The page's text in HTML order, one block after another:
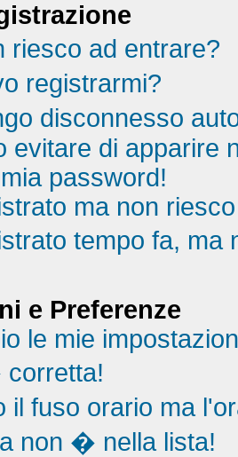
ad entrare?
registrarmi?
disconnesso
evitare di apparire
password!
ma non
tempo fa,
e Preferenze
le mie
il fuso orario ma
non � nella lista!